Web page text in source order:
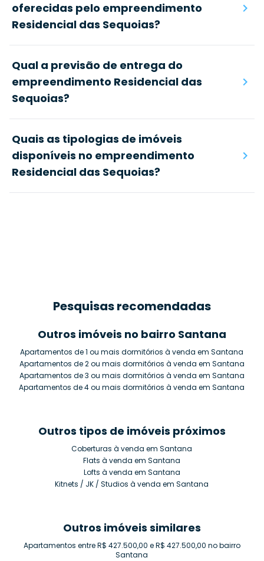
oferecidas pelo empreendimento
Residencial das Sequoias?
Qual a previsão de entrega do
empreendimento Residencial das
Sequoias?
Quais as tipologias de imóveis
disponíveis no empreendimento
Residencial das Sequoias?
Pesquisas recomendadas
Outros imóveis no bairro Santana
Apartamentos de 1 ou mais dormitórios à venda em Santana
Apartamentos de 2 ou mais dormitórios à venda em Santana
Apartamentos de 3 ou mais dormitórios à venda em Santana
Apartamentos de 4 ou mais dormitórios à venda em Santana
Outros tipos de imóveis próximos
Coberturas à venda em Santana
Flats à venda em Santana
Lofts à venda em Santana
Kitnets / JK / Studios à venda em Santana
Outros imóveis similares
Apartamentos entre R$ 427.500,00 e R$ 427.500,00 no bairro
Santana